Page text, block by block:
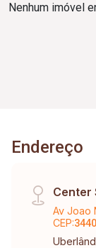
Nenhum imóvel
Endereço
Center
Av Joao
CEP: